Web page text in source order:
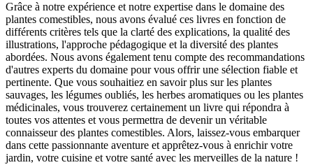
Grâce à notre expérience et notre expertise dans le domaine des
plantes comestibles, nous avons évalué ces livres en fonction de
différents critères tels que la clarté des explications, la qualité des
illustrations, l'approche pédagogique et la diversité des plantes
abordées. Nous avons également tenu compte des recommandations
d'autres experts du domaine pour vous offrir une sélection fiable et
pertinente. Que vous souhaitiez en savoir plus sur les plantes
sauvages, les légumes oubliés, les herbes aromatiques ou les plantes
médicinales, vous trouverez certainement un livre qui répondra à
toutes vos attentes et vous permettra de devenir un véritable
connaisseur des plantes comestibles. Alors, laissez-vous embarquer
dans cette passionnante aventure et apprêtez-vous à enrichir votre
jardin, votre cuisine et votre santé avec les merveilles de la nature !